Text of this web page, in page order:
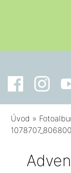
Úvod »